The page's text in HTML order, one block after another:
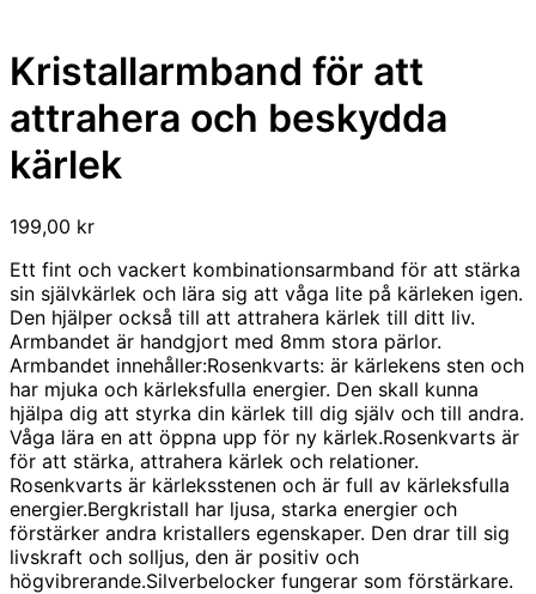
Kristallarmband för att
attrahera och beskydda
kärlek
199,00 kr
Ett fint och vackert kombinationsarmband för att stärka
sin självkärlek och lära sig att våga lite på kärleken igen.
Den hjälper också till att attrahera kärlek till ditt liv.
Armbandet är handgjort med 8mm stora pärlor.
Armbandet innehåller:Rosenkvarts: är kärlekens sten och
har mjuka och kärleksfulla energier. Den skall kunna
hjälpa dig att styrka din kärlek till dig själv och till andra.
Våga lära en att öppna upp för ny kärlek.Rosenkvarts är
för att stärka, attrahera kärlek och relationer.
Rosenkvarts är kärleksstenen och är full av kärleksfulla
energier.Bergkristall har ljusa, starka energier och
förstärker andra kristallers egenskaper. Den drar till sig
livskraft och solljus, den är positiv och
högvibrerande.Silverbelocker fungerar som förstärkare.